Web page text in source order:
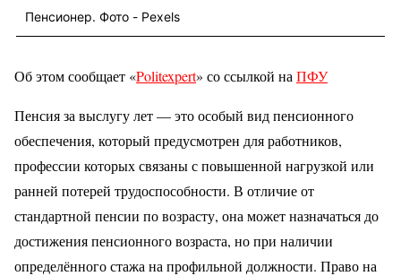
Пенсионер. Фото - Pexels
Об этом сообщает «Politexpert» со ссылкой на ПФУ
Пенсия за выслугу лет — это особый вид пенсионного
обеспечения, который предусмотрен для работников,
профессии которых связаны с повышенной нагрузкой или
ранней потерей трудоспособности. В отличие от
стандартной пенсии по возрасту, она может назначаться до
достижения пенсионного возраста, но при наличии
определённого стажа на профильной должности. Право на